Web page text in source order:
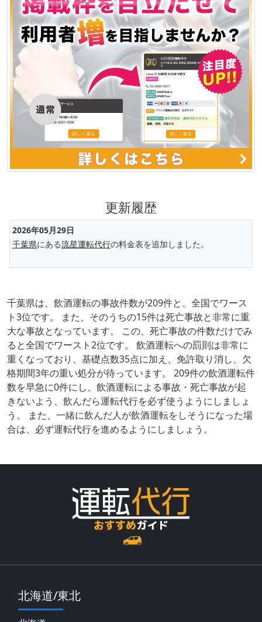
更新履歴
2026年05月29日
千葉県にある流星運転代行の料金表を追加しました。
千葉県は、飲酒運転の事故件数が209件と、全国でワース
ト3位です。 また、そのうちの15件は死亡事故と非常に重
大な事故となっています。 この、死亡事故の件数だけでみ
ると全国でワースト2位です。 飲酒運転への罰則は非常に
重くなっており、基礎点数35点に加え、免許取り消し、欠
格期間3年の重い処分が待っています。 209件の飲酒運転件
数を早急に0件にし、飲酒運転による事故・死亡事故が起
きないよう、飲んだら運転代行を必ず使うようにしましょ
う。 また、一緒に飲んだ人が飲酒運転をしそうになった場
合は、必ず運転代行を進めるようにしましょう。
北海道/東北